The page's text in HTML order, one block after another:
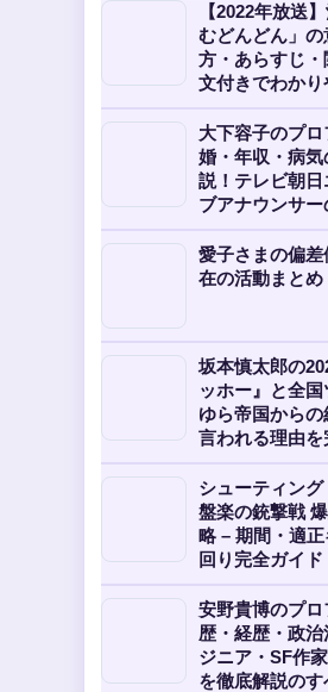
【2022年放送
むどんどん」
方・あらすじ・
文付きでわか
大下容子のプ
婚・年収・病
説！テレビ朝日
ブアナウンサ
愛子さまの偏
在の活動まとめ
坂本慎太郎の
ッホー』と全
ゆら帝国からの
言われる理由を
シューティン
盤楽の銃撃戦
略 – 期間・適
回り完全ガイド
安野貴博のプ
歴・経歴・政
ジニア・SF作
を徹底解説のす